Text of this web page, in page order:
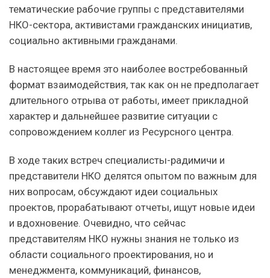
тематические рабочие группы с представителями
НКО-сектора, активистами гражданских инициатив,
социально активными гражданами.
В настоящее время это наиболее востребованный
формат взаимодействия, так как он не предполагает
длительного отрыва от работы, имеет прикладной
характер и дальнейшее развитие ситуации с
сопровождением коллег из Ресурсного центра.
В ходе таких встреч специалисты-радимичи и
представители НКО делятся опытом по важным для
них вопросам, обсуждают идеи социальных
проектов, прорабатывают отчеты, ищут новые идеи
и вдохновение. Очевидно, что сейчас
представителям НКО нужны знания не только из
области социального проектирования, но и
менеджмента, коммуникаций, финансов,